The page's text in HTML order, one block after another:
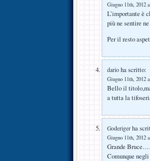
Giugno 11th, 2012
L’importante è
più ne sentire
Per il resto
dario ha scritto:
Giugno 11th, 2012
Bello il
a tutta la
Goderiger ha
Giugno 11th, 2012
Grande
Comunque